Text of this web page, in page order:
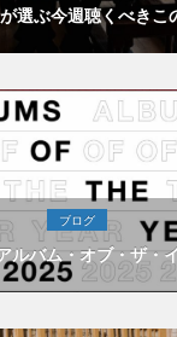
選ぶ今週聴くべきこ
ブログ
ルバム・オブ・ザ・